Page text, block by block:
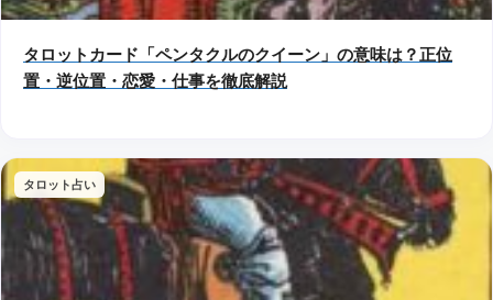
タロットカード「ペンタクルのクイーン」の意味は？正位
置・逆位置・恋愛・仕事を徹底解説
タロット占い